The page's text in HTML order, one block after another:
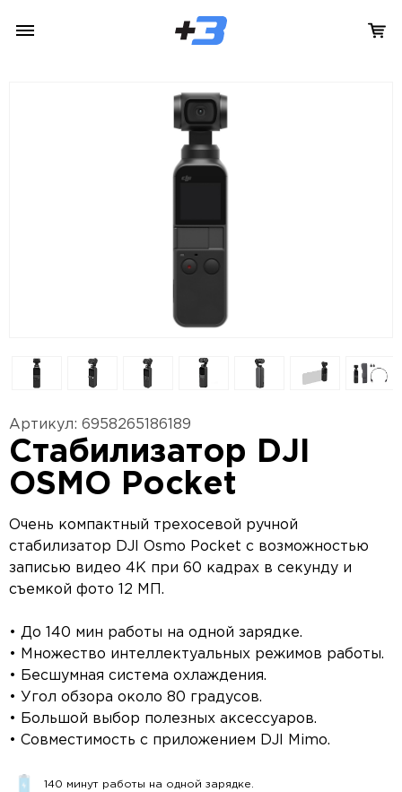
Артикул: 6958265186189
Стабилизатор DJI
OSMO Pocket
Очень компактный трехосевой ручной
стабилизатор DJI Osmo Pocket с возможностью
записью видео 4K при 60 кадрах в секунду и
съемкой фото 12 МП.
• До 140 мин работы на одной зарядке.
• Множество интеллектуальных режимов работы.
• Бесшумная система охлаждения.
• Угол обзора около 80 градусов.
• Большой выбор полезных аксессуаров.
• Совместимость с приложением DJI Mimo.
140 минут работы на одной зарядке.